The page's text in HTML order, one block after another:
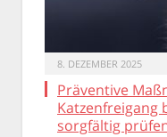
8. DEZEMBER 2025
Präventive
Katzenfreigang
sorgfältig